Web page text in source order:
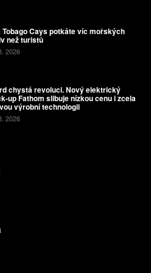
Tobago Cays potkáte víc mořských
než turistů
2026
chystá revoluci. Nový elektrický
up Fathom slibuje nízkou cenu i zcela
výrobní technologii
2026